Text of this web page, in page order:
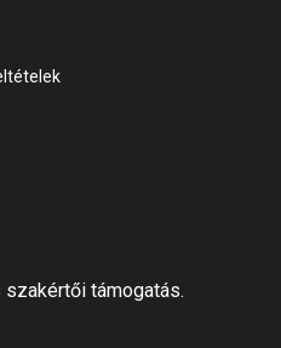
támogatás.